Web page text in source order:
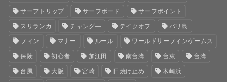
サーフトリップ サーフボード サーフポイント
スリランカ チャング― テイクオフ バリ島
フィン マナー ルール ワールドサーフィンゲームス
保険 初心者 加江田 南台湾 台東 台湾
台風 大阪 宮崎 日焼け止め 木崎浜